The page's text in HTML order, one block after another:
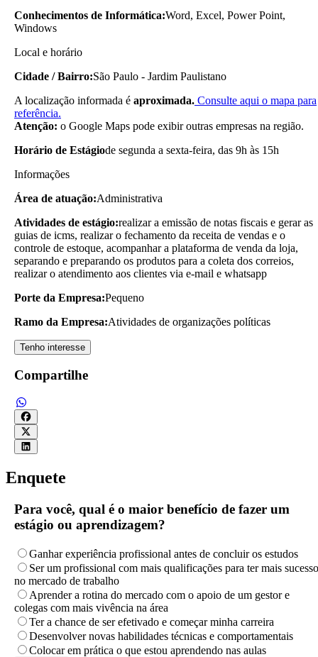
Conhecimentos de Informática:Word, Excel, Power Point,
Windows
Local e horário
Cidade / Bairro:São Paulo - Jardim Paulistano
A localização informada é aproximada. Consulte aqui o mapa para
referência.
Atenção: o Google Maps pode exibir outras empresas na região.
Horário de Estágiode segunda a sexta-feira, das 9h às 15h
Informações
Área de atuação:Administrativa
Atividades de estágio:realizar a emissão de notas fiscais e gerar as
guias de icms, realizar o fechamento da receita de vendas e o
controle de estoque, acompanhar a plataforma de venda da loja,
separando e preparando os produtos para a coleta dos correios,
realizar o atendimento aos clientes via e-mail e whatsapp
Porte da Empresa:Pequeno
Ramo da Empresa:Atividades de organizações políticas
Tenho interesse
Compartilhe
Enquete
Para você, qual é o maior benefício de fazer um
estágio ou aprendizagem?
Ganhar experiência profissional antes de concluir os estudos
Ser um profissional com mais qualificações para ter mais sucesso
no mercado de trabalho
Aprender a rotina do mercado com o apoio de um gestor e
colegas com mais vivência na área
Ter a chance de ser efetivado e começar minha carreira
Desenvolver novas habilidades técnicas e comportamentais
Colocar em prática o que estou aprendendo nas aulas